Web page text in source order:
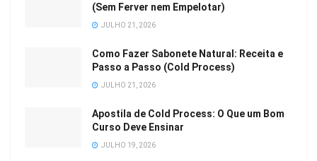
(Sem Ferver nem Empelotar)
JULHO 21, 2026
Como Fazer Sabonete Natural: Receita e
Passo a Passo (Cold Process)
JULHO 21, 2026
Apostila de Cold Process: O Que um Bom
Curso Deve Ensinar
JULHO 19, 2026